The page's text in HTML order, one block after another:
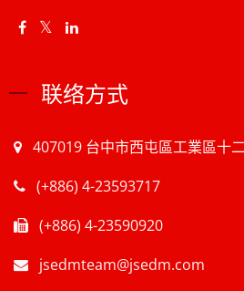
联络方式
407019 台中市西屯區工業區十
(+886) 4-23593717
(+886) 4-23590920
jsedmteam@jsedm.com